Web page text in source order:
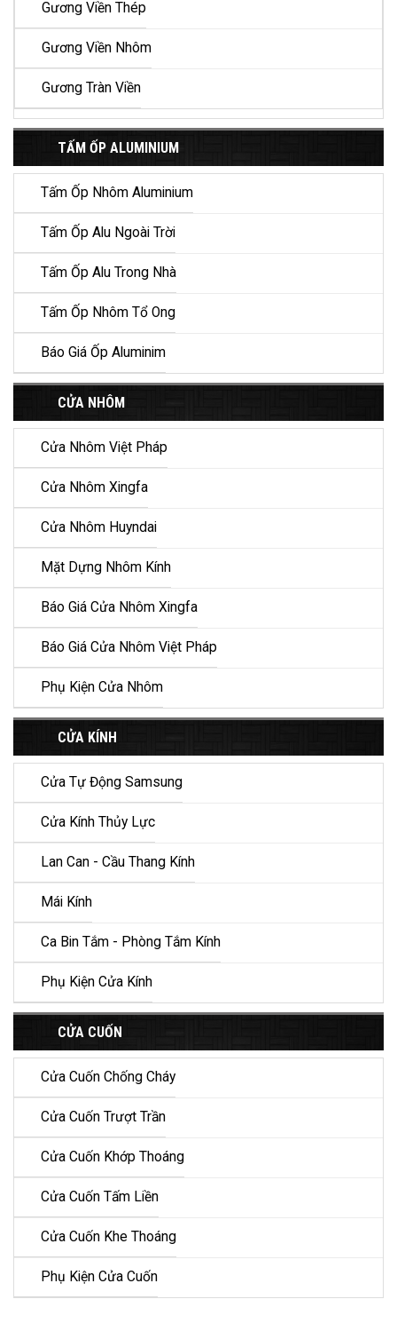
Gương Viền Thép
Gương Viền Nhôm
Gương Tràn Viền
TẤM ỐP ALUMINIUM
Tấm Ốp Nhôm Aluminium
Tấm Ốp Alu Ngoài Trời
Tấm Ốp Alu Trong Nhà
Tấm Ốp Nhôm Tổ Ong
Báo Giá Ốp Aluminim
CỬA NHÔM
Cửa Nhôm Việt Pháp
Cửa Nhôm Xingfa
Cửa Nhôm Huyndai
Mặt Dựng Nhôm Kính
Báo Giá Cửa Nhôm Xingfa
Báo Giá Cửa Nhôm Việt Pháp
Phụ Kiện Cửa Nhôm
CỬA KÍNH
Cửa Tự Động Samsung
Cửa Kính Thủy Lực
Lan Can - Cầu Thang Kính
Mái Kính
Ca Bin Tắm - Phòng Tắm Kính
Phụ Kiện Cửa Kính
CỬA CUỐN
Cửa Cuốn Chống Cháy
Cửa Cuốn Trượt Trần
Cửa Cuốn Khớp Thoáng
Cửa Cuốn Tấm Liền
Cửa Cuốn Khe Thoáng
Phụ Kiện Cửa Cuốn